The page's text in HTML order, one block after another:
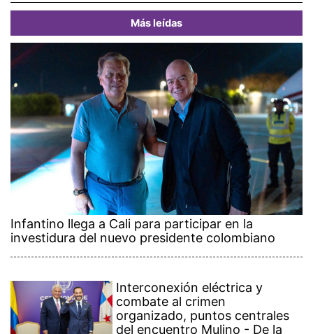
Más leídas
Infantino llega a Cali para participar en la
investidura del nuevo presidente colombiano
Interconexión eléctrica y
combate al crimen
organizado, puntos centrales
del encuentro Mulino - De la